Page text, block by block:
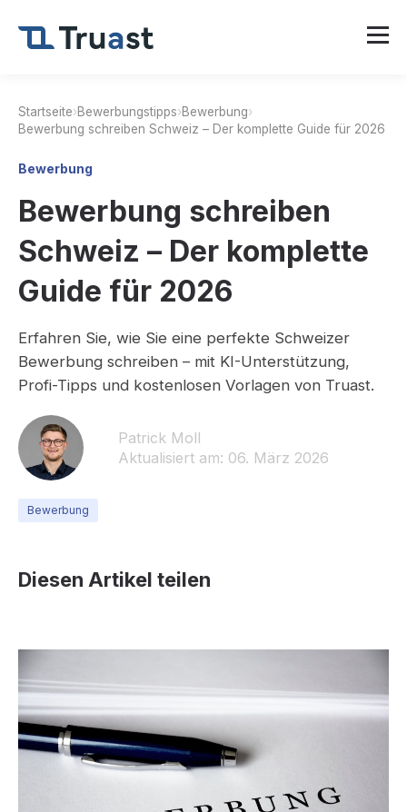
Startseite›Bewerbungstipps›Bewerbung›
Bewerbung schreiben Schweiz – Der komplette Guide für 2026
Bewerbung
Bewerbung schreiben
Schweiz – Der komplette
Guide für 2026
Erfahren Sie, wie Sie eine perfekte Schweizer
Bewerbung schreiben – mit KI-Unterstützung,
Profi-Tipps und kostenlosen Vorlagen von Truast.
Patrick Moll
Aktualisiert am: 06. März 2026
Bewerbung
Diesen Artikel teilen